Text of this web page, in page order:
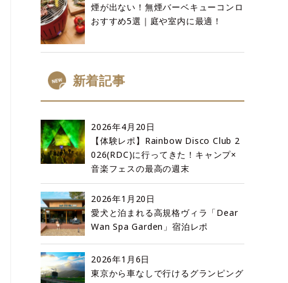
煙が出ない！無煙バーベキューコンロ
おすすめ5選｜庭や室内に最適！
新着記事
2026年4月20日
【体験レポ】Rainbow Disco Club 2
026(RDC)に行ってきた！キャンプ×
音楽フェスの最高の週末
2026年1月20日
愛犬と泊まれる高規格ヴィラ「Dear
Wan Spa Garden」宿泊レポ
2026年1月6日
東京から車なしで行けるグランピング